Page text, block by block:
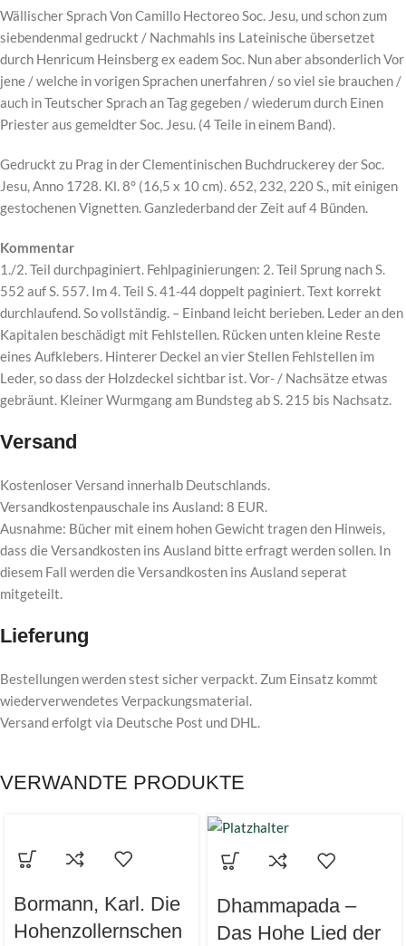
Wällischer Sprach Von Camillo Hectoreo Soc. Jesu, und schon zum
siebendenmal gedruckt / Nachmahls ins Lateinische übersetzet
durch Henricum Heinsberg ex eadem Soc. Nun aber absonderlich Vor
jene / welche in vorigen Sprachen unerfahren / so viel sie brauchen /
auch in Teutscher Sprach an Tag gegeben / wiederum durch Einen
Priester aus gemeldter Soc. Jesu. (4 Teile in einem Band).
Gedruckt zu Prag in der Clementinischen Buchdruckerey der Soc.
Jesu, Anno 1728. Kl. 8° (16,5 x 10 cm). 652, 232, 220 S., mit einigen
gestochenen Vignetten. Ganzlederband der Zeit auf 4 Bünden.
Kommentar
1./2. Teil durchpaginiert. Fehlpaginierungen: 2. Teil Sprung nach S.
552 auf S. 557. Im 4. Teil S. 41-44 doppelt paginiert. Text korrekt
durchlaufend. So vollständig. – Einband leicht berieben. Leder an den
Kapitalen beschädigt mit Fehlstellen. Rücken unten kleine Reste
eines Aufklebers. Hinterer Deckel an vier Stellen Fehlstellen im
Leder, so dass der Holzdeckel sichtbar ist. Vor- / Nachsätze etwas
gebräunt. Kleiner Wurmgang am Bundsteg ab S. 215 bis Nachsatz.
Versand
Kostenloser Versand innerhalb Deutschlands.
Versandkostenpauschale ins Ausland: 8 EUR.
Ausnahme: Bücher mit einem hohen Gewicht tragen den Hinweis,
dass die Versandkosten ins Ausland bitte erfragt werden sollen. In
diesem Fall werden die Versandkosten ins Ausland seperat
mitgeteilt.
Lieferung
Bestellungen werden stest sicher verpackt. Zum Einsatz kommt
wiederverwendetes Verpackungsmaterial.
Versand erfolgt via Deutsche Post und DHL.
VERWANDTE PRODUKTE
Bormann, Karl. Die
Hohenzollernschen
Dhammapada –
Das Hohe Lied der